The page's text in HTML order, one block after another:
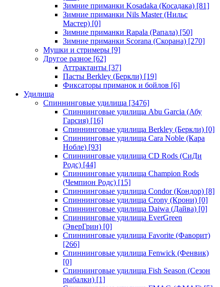
Зимние приманки Kosadaka (Косадака) [81]
Зимние приманки Nils Master (Нильс
Мастер) [0]
Зимние приманки Rapala (Рапала) [50]
Зимние приманки Scorana (Скорана) [270]
Мушки и стримеры [9]
Другое разное [62]
Аттрактанты [37]
Пасты Berkley (Беркли) [19]
Фиксаторы приманок и бойлов [6]
Удилища
Спиннинговые удилища [3476]
Спиннинговые удилища Abu Garcia (Абу
Гарсия) [16]
Спиннинговые удилища Berkley (Беркли) [0]
Спиннинговые удилища Cara Noble (Кара
Нобле) [93]
Спиннинговые удилища CD Rods (СиДи
Родс) [44]
Спиннинговые удилища Champion Rods
(Чемпион Родс) [15]
Спиннинговые удилища Condor (Кондор) [8]
Спиннинговые удилища Crony (Крони) [0]
Спиннинговые удилища Daiwa (Дайва) [0]
Спиннинговые удилища EverGreen
(ЭверГрин) [0]
Спиннинговые удилища Favorite (Фаворит)
[266]
Спиннинговые удилища Fenwick (Фенвик)
[0]
Спиннинговые удилища Fish Season (Сезон
рыбалки) [1]